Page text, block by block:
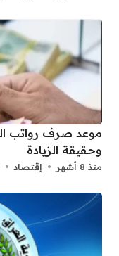
وحقيقة الزيادة
منذ 8 أشهر إقتصاد